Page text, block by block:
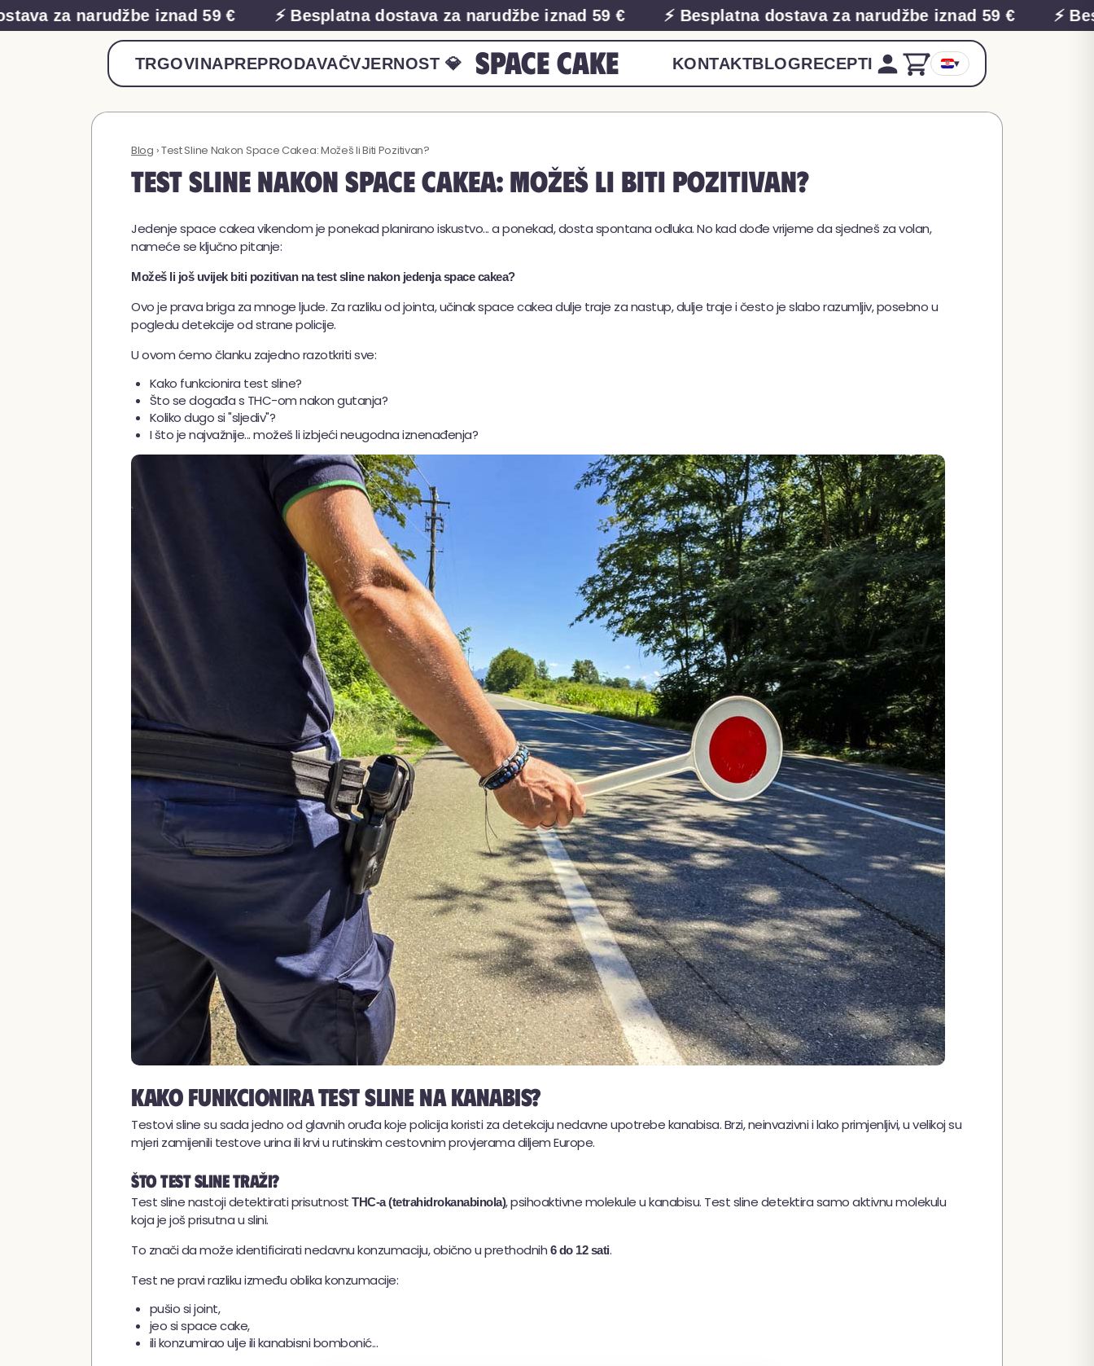
za narudžbe iznad 59 € ⚡ Besplatna dostava za narudžbe iznad 59 € ⚡ Besplatna dostava za narudžbe iznad 59 € ⚡
TRGOVINAPREPRODAVAČVJERNOST 💎 Space Cake KONTAKTBLOGRECEPTI ▾
Blog › Test Sline Nakon Space Cakea: Možeš li Biti Pozitivan?
Test Sline Nakon Space Cakea: Možeš li Biti Pozitivan?
Jedenje space cakea vikendom je ponekad planirano iskustvo... a ponekad, dosta spontana odluka. No kad dođe vrijeme da sjedneš za volan,
nameće se ključno pitanje:
Možeš li još uvijek biti pozitivan na test sline nakon jedenja space cakea?
Ovo je prava briga za mnoge ljude. Za razliku od jointa, učinak space cakea dulje traje za nastup, dulje traje i često je slabo razumljiv, posebno u
pogledu detekcije od strane policije.
U ovom ćemo članku zajedno razotkriti sve:
Kako funkcionira test sline?
Što se događa s THC-om nakon gutanja?
Koliko dugo si "sljediv"?
I što je najvažnije... možeš li izbjeći neugodna iznenađenja?
Kako funkcionira test sline na kanabis?
Testovi sline su sada jedno od glavnih oruđa koje policija koristi za detekciju nedavne upotrebe kanabisa. Brzi, neinvazivni i lako primjenljivi, u velikoj su
mjeri zamijenili testove urina ili krvi u rutinskim cestovnim provjerama diljem Europe.
Što test sline traži?
Test sline nastoji detektirati prisutnost THC-a (tetrahidrokanabinola), psihoaktivne molekule u kanabisu. Test sline detektira samo aktivnu molekulu
koja je još prisutna u slini.
To znači da može identificirati nedavnu konzumaciju, obično u prethodnih 6 do 12 sati.
Test ne pravi razliku između oblika konzumacije:
pušio si joint,
jeo si space cake,
ili konzumirao ulje ili kanabisni bombonić...